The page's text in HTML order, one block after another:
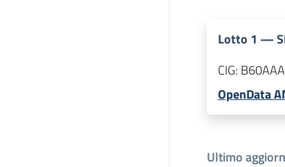
Lotto 1 —
CIG:
OpenData
Ultimo